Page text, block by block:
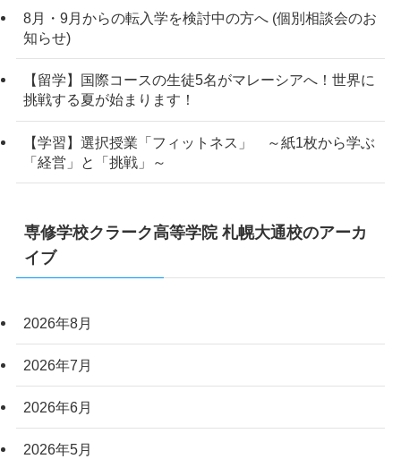
8月・9月からの転入学を検討中の方へ (個別相談会のお
知らせ)
【留学】国際コースの生徒5名がマレーシアへ！世界に
挑戦する夏が始まります！
【学習】選択授業「フィットネス」 ～紙1枚から学ぶ
「経営」と「挑戦」～
専修学校クラーク高等学院 札幌大通校のアーカ
イブ
2026年8月
2026年7月
2026年6月
2026年5月